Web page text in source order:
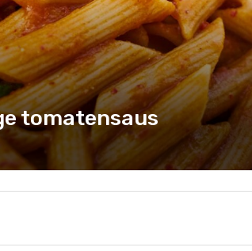
tomatensaus